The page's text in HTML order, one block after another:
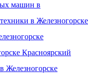
машин в
в Железногорске
Красноярский
Железногорске